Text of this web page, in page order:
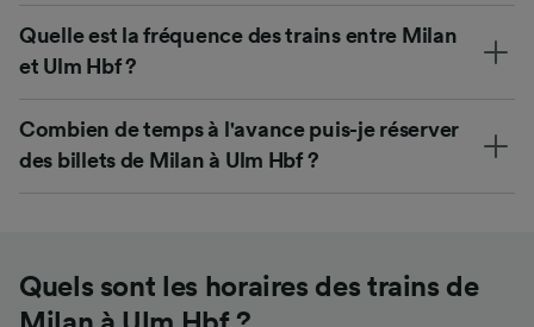
Quelle est la fréquence des trains entre Milan
et Ulm Hbf ?
Combien de temps à l'avance puis-je réserver
des billets de Milan à Ulm Hbf ?
Quels sont les horaires des trains de